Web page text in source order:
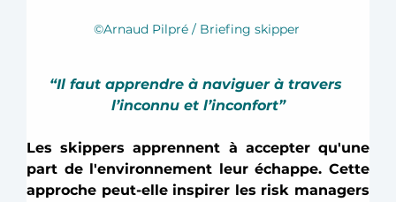
©Arnaud Pilpré / Briefing skipper
“Il faut apprendre à naviguer à travers
l’inconnu et l’inconfort”
Les skippers apprennent à accepter qu'une
part de l'environnement leur échappe. Cette
approche peut-elle inspirer les risk managers